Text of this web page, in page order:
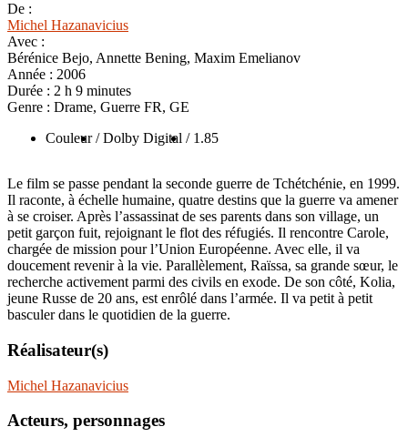
De :
Michel Hazanavicius
Avec :
Bérénice Bejo, Annette Bening, Maxim Emelianov
Année : 2006
Durée : 2 h 9 minutes
Genre : Drame, Guerre FR, GE
Couleur / Dolby Digital / 1.85
Le film se passe pendant la seconde guerre de Tchétchénie, en 1999.
Il raconte, à échelle humaine, quatre destins que la guerre va amener
à se croiser. Après l’assassinat de ses parents dans son village, un
petit garçon fuit, rejoignant le flot des réfugiés. Il rencontre Carole,
chargée de mission pour l’Union Européenne. Avec elle, il va
doucement revenir à la vie. Parallèlement, Raïssa, sa grande sœur, le
recherche activement parmi des civils en exode. De son côté, Kolia,
jeune Russe de 20 ans, est enrôlé dans l’armée. Il va petit à petit
basculer dans le quotidien de la guerre.
Réalisateur(s)
Michel Hazanavicius
Acteurs, personnages